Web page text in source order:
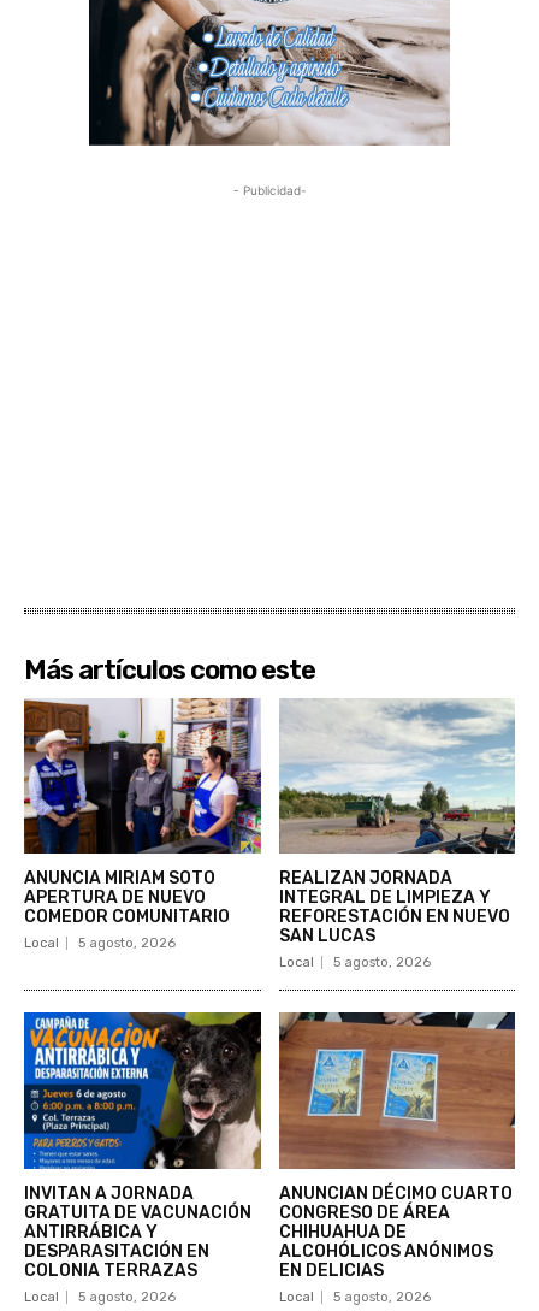
- Publicidad-
Más artículos como este
ANUNCIA MIRIAM SOTO
APERTURA DE NUEVO
COMEDOR COMUNITARIO
Local 5 agosto, 2026
REALIZAN JORNADA
INTEGRAL DE LIMPIEZA Y
REFORESTACIÓN EN NUEVO
SAN LUCAS
Local 5 agosto, 2026
INVITAN A JORNADA
GRATUITA DE VACUNACIÓN
ANTIRRÁBICA Y
DESPARASITACIÓN EN
COLONIA TERRAZAS
Local 5 agosto, 2026
ANUNCIAN DÉCIMO CUARTO
CONGRESO DE ÁREA
CHIHUAHUA DE
ALCOHÓLICOS ANÓNIMOS
EN DELICIAS
Local 5 agosto, 2026